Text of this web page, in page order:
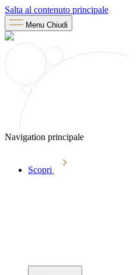
Salta al contenuto principale
Menu Chiudi
Navigation principale
Scopri